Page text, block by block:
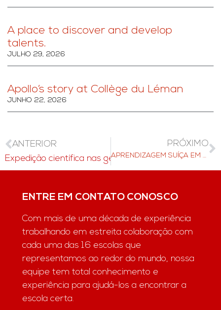
A place to discover and develop
talents.
JULHO 29, 2026
Apollo’s story at Collège du Léman
JUNHO 22, 2026
ANTERIOR
Expedição científica nas geleiras suíças
PRÓXIMO
APRENDIZAGEM SUÍÇA EM LAGOS 16 DE NOVEMBRO DE 2022
ENTRE EM CONTATO CONOSCO
Com mais de uma década de experiência
trabalhando em estreita colaboração com
cada uma das 16 escolas que
representamos ao redor do mundo, nossa
equipe tem total conhecimento e
experiência para ajudá-los a encontrar a
escola certa.